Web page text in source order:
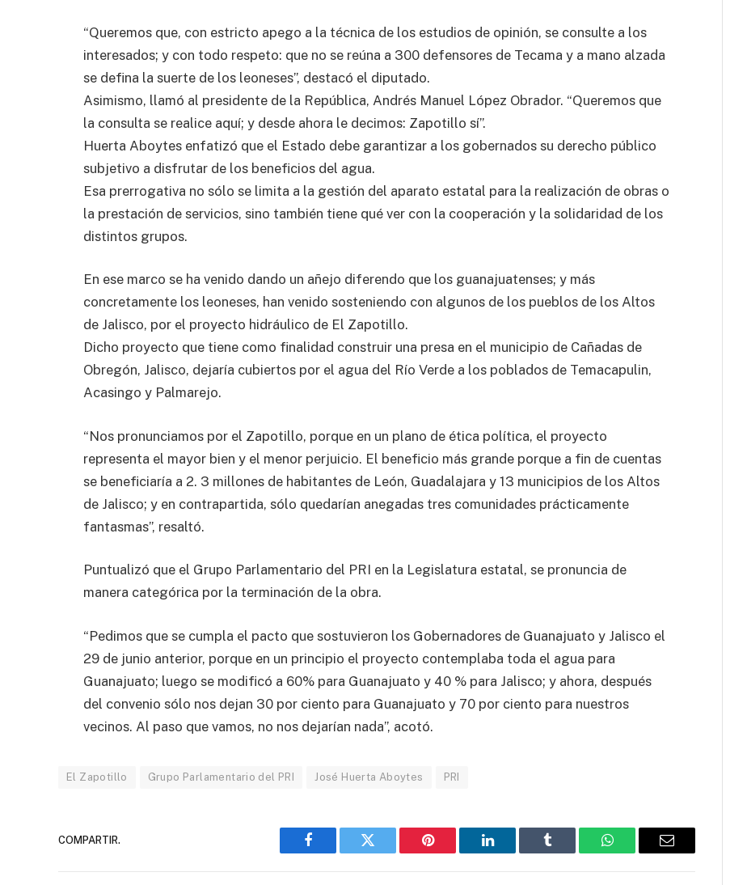
“Queremos que, con estricto apego a la técnica de los estudios de opinión, se consulte a los
interesados; y con todo respeto: que no se reúna a 300 defensores de Tecama y a mano alzada
se defina la suerte de los leoneses”, destacó el diputado.
Asimismo, llamó al presidente de la República, Andrés Manuel López Obrador. “Queremos que
la consulta se realice aquí; y desde ahora le decimos: Zapotillo sí”.
Huerta Aboytes enfatizó que el Estado debe garantizar a los gobernados su derecho público
subjetivo a disfrutar de los beneficios del agua.
Esa prerrogativa no sólo se limita a la gestión del aparato estatal para la realización de obras o
la prestación de servicios, sino también tiene qué ver con la cooperación y la solidaridad de los
distintos grupos.
En ese marco se ha venido dando un añejo diferendo que los guanajuatenses; y más
concretamente los leoneses, han venido sosteniendo con algunos de los pueblos de los Altos
de Jalisco, por el proyecto hidráulico de El Zapotillo.
Dicho proyecto que tiene como finalidad construir una presa en el municipio de Cañadas de
Obregón, Jalisco, dejaría cubiertos por el agua del Río Verde a los poblados de Temacapulin,
Acasingo y Palmarejo.
“Nos pronunciamos por el Zapotillo, porque en un plano de ética política, el proyecto
representa el mayor bien y el menor perjuicio. El beneficio más grande porque a fin de cuentas
se beneficiaría a 2. 3 millones de habitantes de León, Guadalajara y 13 municipios de los Altos
de Jalisco; y en contrapartida, sólo quedarían anegadas tres comunidades prácticamente
fantasmas”, resaltó.
Puntualizó que el Grupo Parlamentario del PRI en la Legislatura estatal, se pronuncia de
manera categórica por la terminación de la obra.
“Pedimos que se cumpla el pacto que sostuvieron los Gobernadores de Guanajuato y Jalisco el
29 de junio anterior, porque en un principio el proyecto contemplaba toda el agua para
Guanajuato; luego se modificó a 60% para Guanajuato y 40 % para Jalisco; y ahora, después
del convenio sólo nos dejan 30 por ciento para Guanajuato y 70 por ciento para nuestros
vecinos. Al paso que vamos, no nos dejarían nada”, acotó.
El Zapotillo Grupo Parlamentario del PRI José Huerta Aboytes PRI
COMPARTIR.
Facebook Twitter Pinterest LinkedIn Tumblr WhatsAppEmail